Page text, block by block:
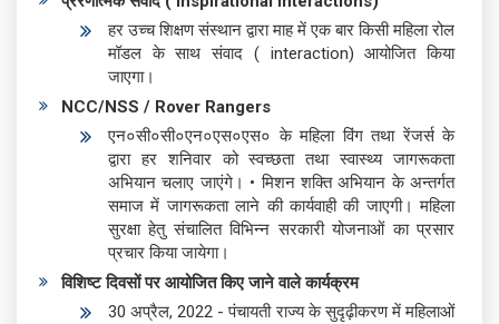
हर उच्च शिक्षण संस्थान द्वारा माह में एक बार किसी महिला रोल
मॉडल के साथ संवाद ( interaction) आयोजित किया
जाएगा।
NCC/NSS / Rover Rangers
एन०सी०सी०एन०एस०एस० के महिला विंग तथा रेंजर्स के
द्वारा हर शनिवार को स्वच्छता तथा स्वास्थ्य जागरूकता
अभियान चलाए जाएंगे। • मिशन शक्ति अभियान के अन्तर्गत
समाज में जागरूकता लाने की कार्यवाही की जाएगी। महिला
सुरक्षा हेतु संचालित विभिन्न सरकारी योजनाओं का प्रसार
प्रचार किया जायेगा।
विशिष्ट दिवसों पर आयोजित किए जाने वाले कार्यक्रम
30 अप्रैल, 2022 - पंचायती राज्य के सुदृढ़ीकरण में महिलाओं